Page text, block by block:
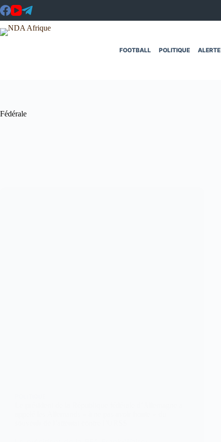
Passer
au
contenu
FOOTBALL POLITIQUE ALERTE
Fédérale